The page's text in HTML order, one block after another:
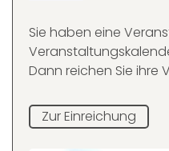
Sie haben eine
Dann reichen Sie ihre
Zur Einreichung